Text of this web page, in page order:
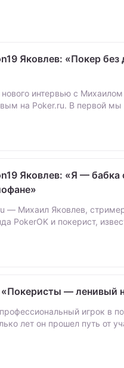
Яковлев: «Покер без
нового интервью с Михаилом
на Poker.ru. В первой мы
Яковлев: «Я — бабка
— Михаил Яковлев,
PokerOK и покерист,
— ленивый
игрок в
лет он прошел путь от